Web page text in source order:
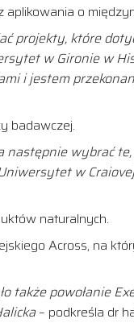
o
projekty, które
w Gironie w
i jestem
badawczej.
wybrać
w
naturalnych.
Across, na
powołanie
– podkreśla dr